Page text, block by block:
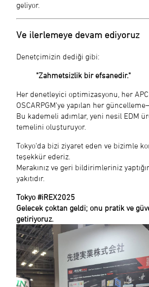
geliyor.
Ve ilerlemeye devam ediyoruz
Denetçimizin dediği gibi:
"Zahmetsizlik bir efsanedir."
Her denetleyici optimizasyonu, her
OSCARPGM'ye yapılan her
Bu kademeli adımlar, yeni nesil EDM
temelini oluşturuyor.
Tokyo'da bizi ziyaret eden ve bizimle
teşekkür ederiz.
Merakınız ve geri bildirimleriniz
yakıtıdır.
Tokyo #iREX2025
Gelecek çoktan geldi; onu pratik ve
getiriyoruz.